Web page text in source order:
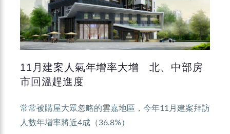
11月建案人氣年增率大增 北、中部房
市回溫趕進度
常常被購屋大眾忽略的雲嘉地區，今年11月建案拜訪
人數年增率將近4成（36.8%）